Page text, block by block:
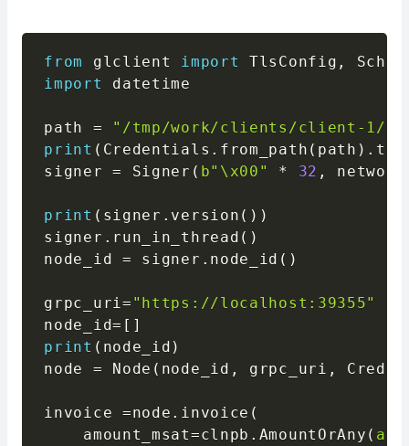
from glclient import TlsConfig ,
import
datetime
path =
"/tmp/work/clients/client-1/
print ( Credentials . from_path ( path ) .
signer = Signer ( b"\x00" * 32 , network
print ( signer . version ( ) )
signer . run_in_thread ( )
node_id = signer . node_id ( )
grpc_uri= "https://localhost:39355"
node_id= [ ]
print ( node_id )
node = Node ( node_id , grpc_uri ,
invoice =node . invoice (
    amount_msat
=clnpb . AmountOrAny ( any